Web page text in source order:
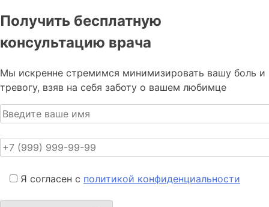
Получить бесплатную
консультацию врача
Мы искренне стремимся минимизировать вашу боль и
тревогу, взяв на себя заботу о вашем любимце
Я согласен с политикой конфиденциальности